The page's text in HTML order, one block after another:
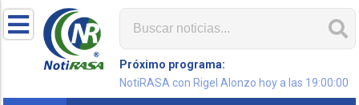
Próximo programa:
NotiRASA con Rigel Alonzo hoy a las 19:00:00